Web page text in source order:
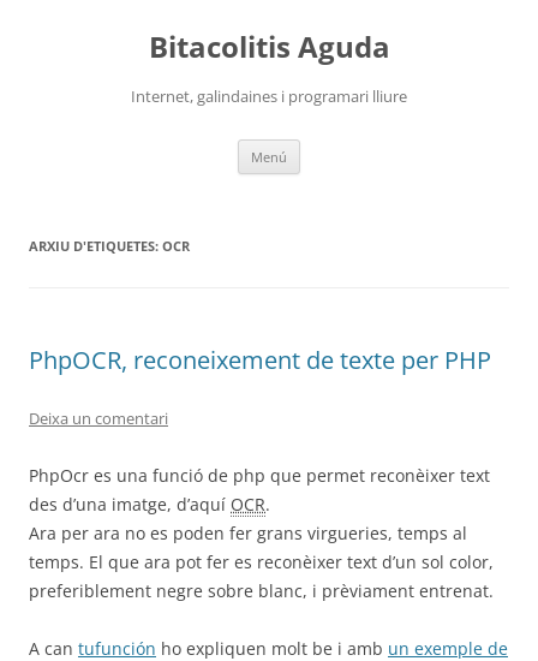
Bitacolitis Aguda
Internet, galindaines i programari lliure
Menú
ARXIU D'ETIQUETES: OCR
PhpOCR, reconeixement de texte per PHP
Deixa un comentari
PhpOcr es una funció de php que permet reconèixer text
des d’una imatge, d’aquí OCR.
Ara per ara no es poden fer grans virgueries, temps al
temps. El que ara pot fer es reconèixer text d’un sol color,
preferiblement negre sobre blanc, i prèviament entrenat.
A can tufunción ho expliquen molt be i amb un exemple de